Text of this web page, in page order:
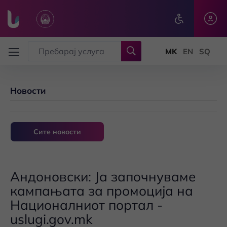
Новости
Сите новости
Андоновски: Ја започнуваме
кампањата за промоција на
Националниот портал -
uslugi.gov.mk